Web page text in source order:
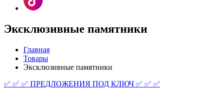
Эксклюзивные памятники
Главная
Товары
Эксклюзивные памятники
✅ ✅ ✅ ПРЕДЛОЖЕНИЯ ПОД КЛЮЧ ✅ ✅ ✅